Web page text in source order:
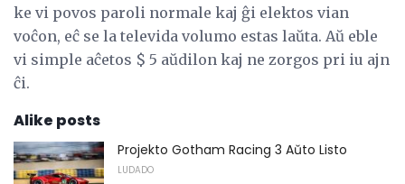
ke vi povos paroli normale kaj ĝi elektos vian
voĉon, eĉ se la televida volumo estas laŭta. Aŭ eble
vi simple aĉetos $ 5 aŭdilon kaj ne zorgos pri iu ajn
ĉi.
Alike posts
Projekto Gotham Racing 3 Aŭto Listo
LUDADO